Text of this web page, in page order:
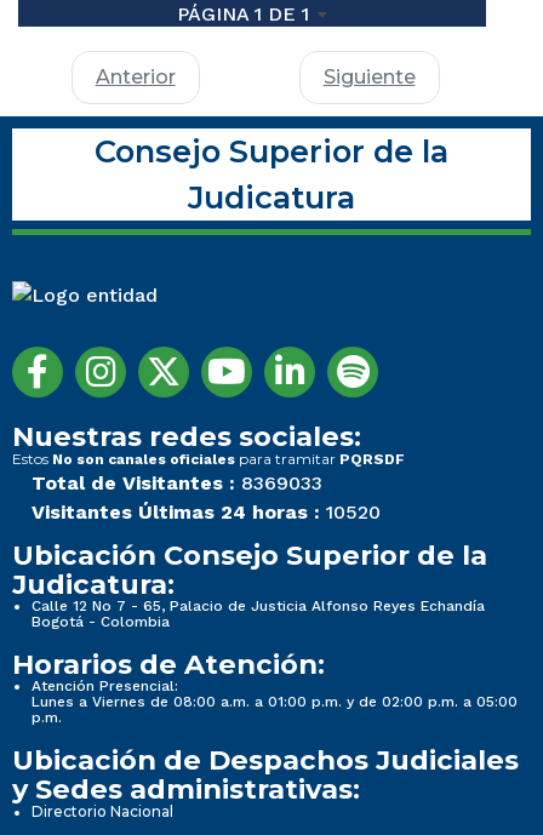
PÁGINA 1 DE 1
Anterior Siguiente
Consejo Superior de la
Judicatura
Nuestras redes sociales:
Estos No son canales oficiales para tramitar PQRSDF
Total de Visitantes : 8369033
Visitantes Últimas 24 horas : 10520
Ubicación Consejo Superior de la
Judicatura:
Calle 12 No 7 - 65, Palacio de Justicia Alfonso Reyes Echandía
Bogotá - Colombia
Horarios de Atención:
Atención Presencial:
Lunes a Viernes de 08:00 a.m. a 01:00 p.m. y de 02:00 p.m. a 05:00
p.m.
Ubicación de Despachos Judiciales
y Sedes administrativas:
Directorio Nacional